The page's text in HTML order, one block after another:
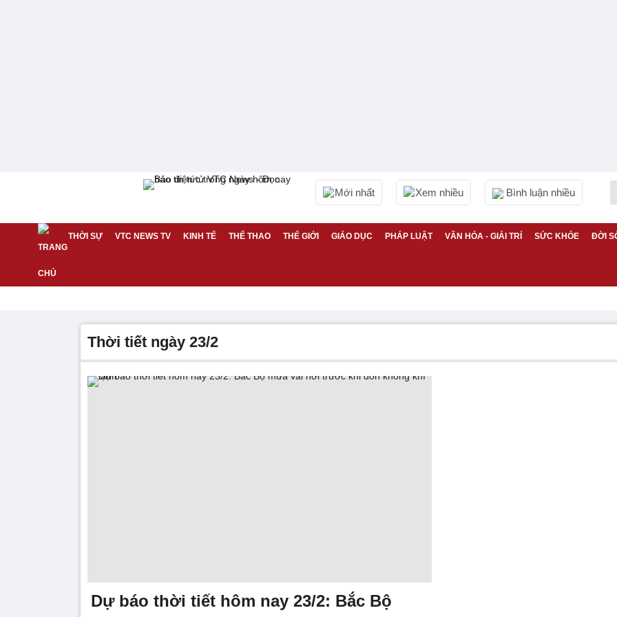
Mới nhất Xem nhiều Bình luận nhiều
THỜI SỰ VTC NEWS TV KINH TẾ THỂ THAO THẾ GIỚI GIÁO DỤC PHÁP LUẬT VĂN HÓA - GIẢI TRÍ SỨC KHỎE ĐỜI
thời tiết ngày 23/2
Dự báo thời tiết hôm nay 23/2: Bắc Bộ